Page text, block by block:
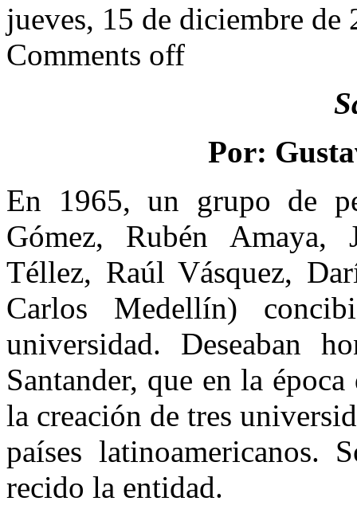
jueves, 15 de diciembre de
Comments off
Por:
En 1965, un grupo de
Gómez, Rubén Amaya,
Téllez, Raúl Vásquez,
Carlos Medellín)
universidad. Deseaban
Santander, que en la
la creación de tres
países latinoameri­canos.
recido la entidad.